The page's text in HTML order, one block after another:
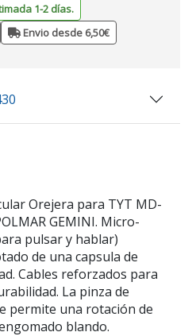
1-2 días.
Envio desde 6,50€
Orejera para TYT MD-
GEMINI. Micro-
pulsar y hablar)
de una capsula de
Cables reforzados para
La pinza de
permite una rotación de
blando.